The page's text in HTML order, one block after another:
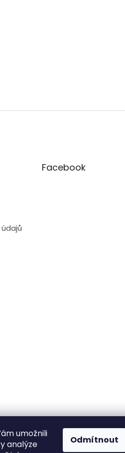
umožnili
analýze
Odmítnout
Facebook